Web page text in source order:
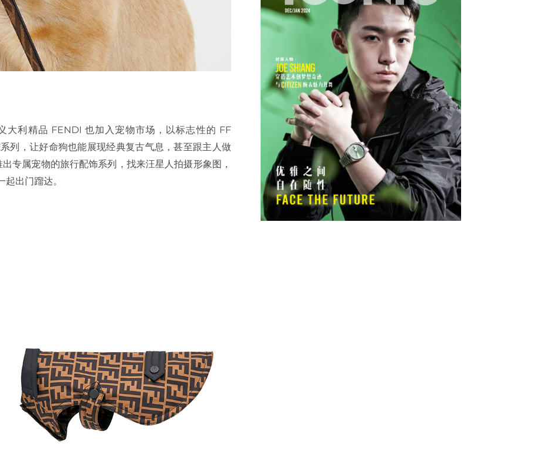
大利精品 FENDI 也加入宠物市场，以标志性的 FF
列，让好命狗也能展现经典复古气息，甚至跟主人做
专属宠物的旅行配饰系列，找来汪星人拍摄形象图，
出门蹓达。